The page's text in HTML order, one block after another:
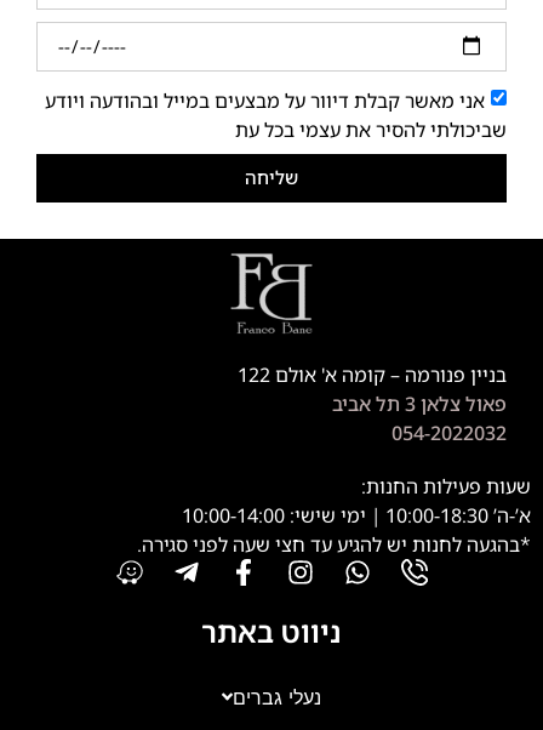
אני מאשר קבלת דיוור על מבצעים במייל ובהודעה ויודע
שביכולתי להסיר את עצמי בכל עת
שליחה
בניין פנורמה – קומה א' אולם 122
פאול צלאן 3 תל אביב
054-2022032
שעות פעילות החנות:
א’-ה’ 10:00-18:30 | ימי שישי: 10:00-14:00
*בהגעה לחנות יש להגיע עד חצי שעה לפני סגירה.
ניווט באתר
נעלי גברים